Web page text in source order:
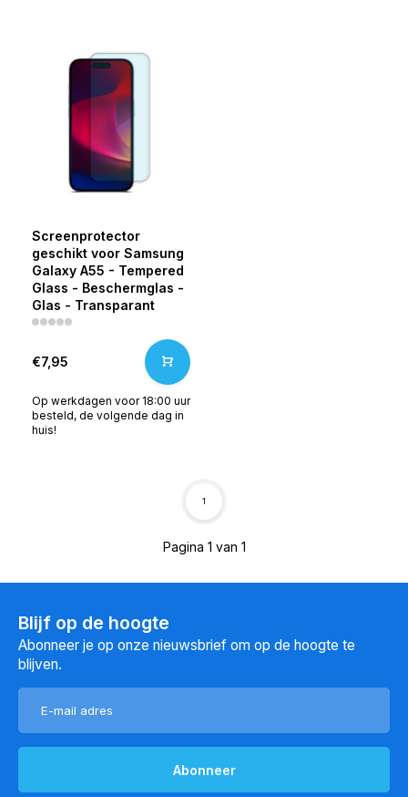
Screenprotector
geschikt voor Samsung
Galaxy A55 - Tempered
Glass - Beschermglas -
Glas - Transparant
€7,95
Op werkdagen voor 18:00 uur
besteld, de volgende dag in
huis!
Pagina 1 van 1
1
Blijf op de hoogte
Abonneer je op onze nieuwsbrief om op de hoogte te
blijven.
Abonneer